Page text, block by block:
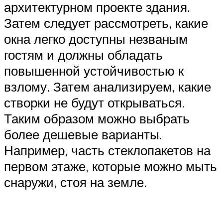
архитектурном проекте здания.
Затем следует рассмотреть, какие
окна легко доступны незваным
гостям и должны обладать
повышенной устойчивостью к
взлому. Затем анализируем, какие
створки не будут открываться.
Таким образом можно выбрать
более дешевые варианты.
Например, часть стеклопакетов на
первом этаже, которые можно мыть
снаружи, стоя на земле.